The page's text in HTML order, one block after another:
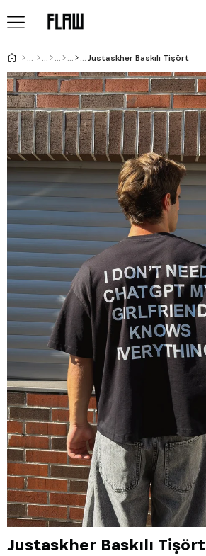
Justaskher Baskılı Tişört
Justaskher Baskılı Tişört